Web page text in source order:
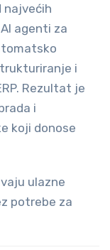
najvećih
agenti za
i
Rezultat je
i
koji donose
ulazne
potrebe za